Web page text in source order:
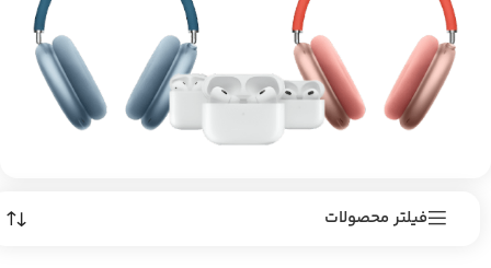
فیلتر محصولات